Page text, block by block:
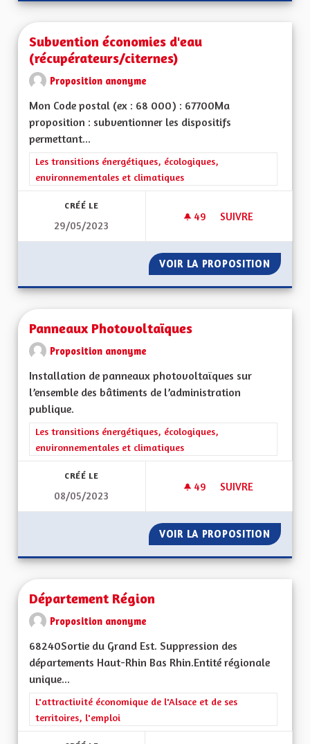
Subvention économies d'eau
(récupérateurs/citernes)
Proposition anonyme
Mon Code postal (ex : 68 000) : 67700Ma
proposition : subventionner les dispositifs
permettant...
Filtrer les résultats de la catégorie : Les transitions
Les transitions énergétiques, écologiques,
environnementales et climatiques
CRÉÉ LE
29/05/2023
49 49 ABONNÉS
SUIVRE
VOIR LA PROPOSITION
Panneaux Photovoltaïques
Proposition anonyme
Installation de panneaux photovoltaïques sur
l’ensemble des bâtiments de l’administration
publique.
Filtrer les résultats de la catégorie : Les transitions
Les transitions énergétiques, écologiques,
environnementales et climatiques
CRÉÉ LE
08/05/2023
49 49 ABONNÉS
SUIVRE
VOIR LA PROPOSITION
Département Région
Proposition anonyme
68240Sortie du Grand Est. Suppression des
départements Haut-Rhin Bas Rhin.Entité régionale
unique...
Filtrer les résultats de la catégorie : L'attractivité
L'attractivité économique de l'Alsace et de ses
territoires, l'emploi